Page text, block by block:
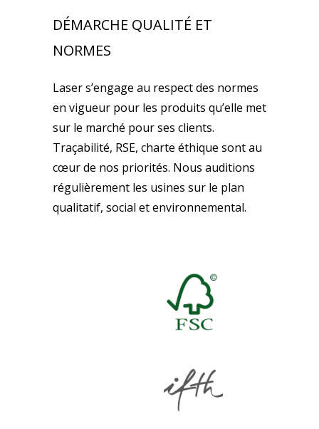
DÉMARCHE QUALITÉ ET
NORMES
Laser s’engage au respect des normes
en vigueur pour les produits qu’elle met
sur le marché pour ses clients.
Traçabilité, RSE, charte éthique sont au
cœur de nos priorités. Nous auditions
régulièrement les usines sur le plan
qualitatif, social et environnemental.